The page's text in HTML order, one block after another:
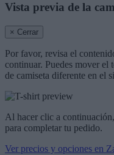
Vista previa de la
× Cerrar
Por favor, revisa el
continuar. Puedes mover el
de camiseta diferente en el
Al hacer clic a
para completar tu pedido.
Ver precios y opciones en